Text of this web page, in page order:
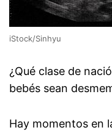
iStock/Sinhyu
¿Qué clase de
bebés sean
Hay momentos en